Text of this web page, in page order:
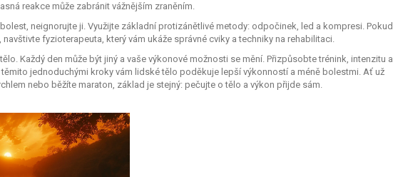
reakce může zabránit vážnějším zraněním.
neignorujte ji. Využijte základní protizánětlivé metody: odpočinek, led a kompresi. Pokud
navštivte fyzioterapeuta, který vám ukáže správné cviky a techniky na rehabilitaci.
Každý den může být jiný a vaše výkonové možnosti se mění. Přizpůsobte trénink, intenzitu a
jednoduchými kroky vám lidské tělo poděkuje lepší výkonností a méně bolestmi. Ať už
nebo běžíte maraton, základ je stejný: pečujte o tělo a výkon přijde sám.